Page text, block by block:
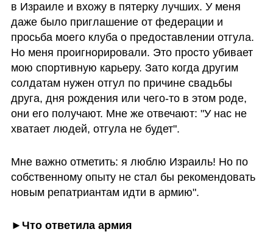
в Израиле и вхожу в пятерку лучших. У меня
даже было приглашение от федерации и
просьба моего клуба о предоставлении отгула.
Но меня проигнорировали. Это просто убивает
мою спортивную карьеру. Зато когда другим
солдатам нужен отгул по причине свадьбы
друга, дня рождения или чего-то в этом роде,
они его получают. Мне же отвечают: "У нас не
хватает людей, отгула не будет".
Мне важно отметить: я люблю Израиль! Но по
собственному опыту не стал бы рекомендовать
новым репатриантам идти в армию".
►Что ответила армия